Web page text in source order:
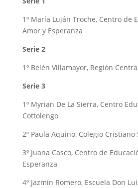
1º María Luján Troche, Centro de
Amor y Esperanza
Serie 2
1º Belén Villamayor, Región
Serie 3
1º Myrian De La Sierra, Centro
Cottolengo
2º Paula Aquino, Colegio
3º Juana Casco, Centro de
Esperanza
4º Jazmín Romero, Escuela Don